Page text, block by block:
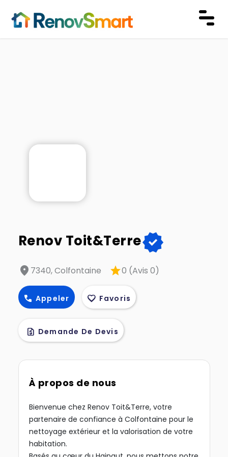
Renov Toit&Terreverified
location_on 7340, Colfontaine star0 (Avis 0)
call Appeler favorite Favoris
request_quote Demande De Devis
À propos de nous
Bienvenue chez Renov Toit&Terre, votre
partenaire de confiance à Colfontaine pour le
nettoyage extérieur et la valorisation de votre
habitation.